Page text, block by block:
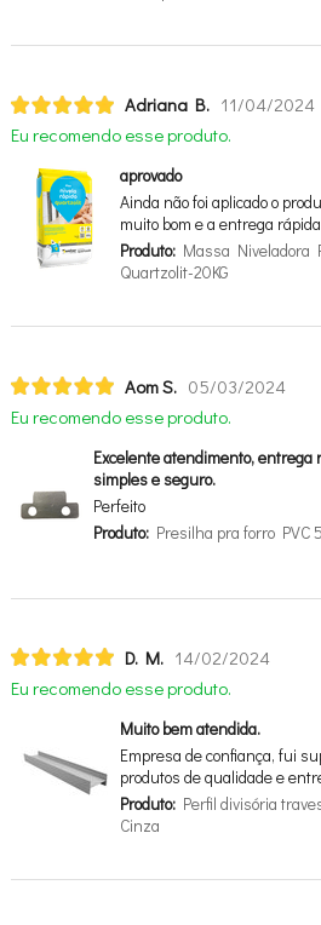
Adriana B. 11/04/2024
Eu recomendo esse produto.
aprovado
Ainda não foi aplicado o
muito bom e a entrega
Produto:Massa Niveladora
Quartzolit-20KG
Aom S. 05/03/2024
Eu recomendo esse produto.
Excelente atendimento, entrega
simples e seguro.
Perfeito
Produto:Presilha pra forro PVC
D. M. 14/02/2024
Eu recomendo esse produto.
Muito bem atendida.
Empresa de confiança, fui
produtos de qualidade e
Produto:Perfil divisória
Cinza